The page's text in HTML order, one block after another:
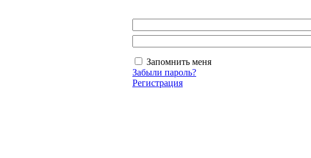
Запомнить меня
Забыли пароль?
Регистрация